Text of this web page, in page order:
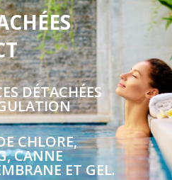
DÉTACHÉES
CHLORE,
CANNE
ET GEL.